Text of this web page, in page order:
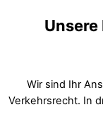
Wir sind Ihr
Verkehrsrecht. In